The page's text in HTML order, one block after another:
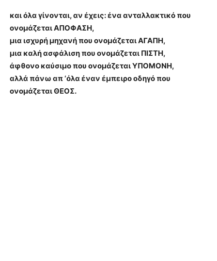
και όλα γίνονται, αν έχεις: ένα ανταλλακτικό που
ονομάζεται ΑΠΟΦΑΣΗ,
μια ισχυρή μηχανή που ονομάζεται ΑΓΑΠΗ,
μια καλή ασφάλιση που ονομάζεται ΠΙΣΤΗ,
άφθονο καύσιμο που ονομάζεται ΥΠΟΜΟΝΗ,
αλλά πάνω απ ‘όλα έναν έμπειρο οδηγό που
ονομάζεται ΘΕΟΣ.